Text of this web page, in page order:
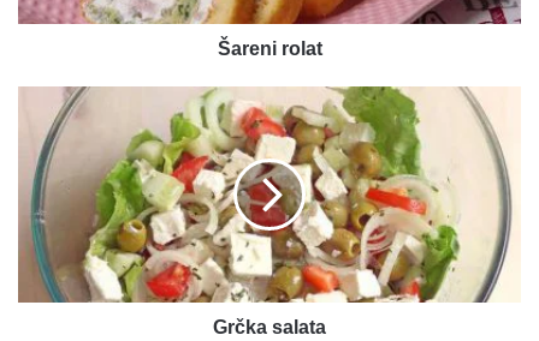
Šareni rolat
salata
Grčka salata